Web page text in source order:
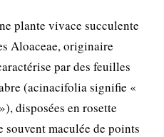
plante vivace succulente
Aloaceae, originaire
par des feuilles
(acinacifolia signifie «
disposées en rosette
souvent maculée de points